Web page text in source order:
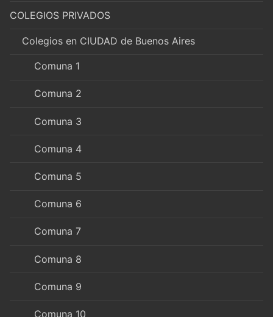
COLEGIOS PRIVADOS
Colegios en CIUDAD de Buenos Aires
Comuna 1
Comuna 2
Comuna 3
Comuna 4
Comuna 5
Comuna 6
Comuna 7
Comuna 8
Comuna 9
Comuna 10